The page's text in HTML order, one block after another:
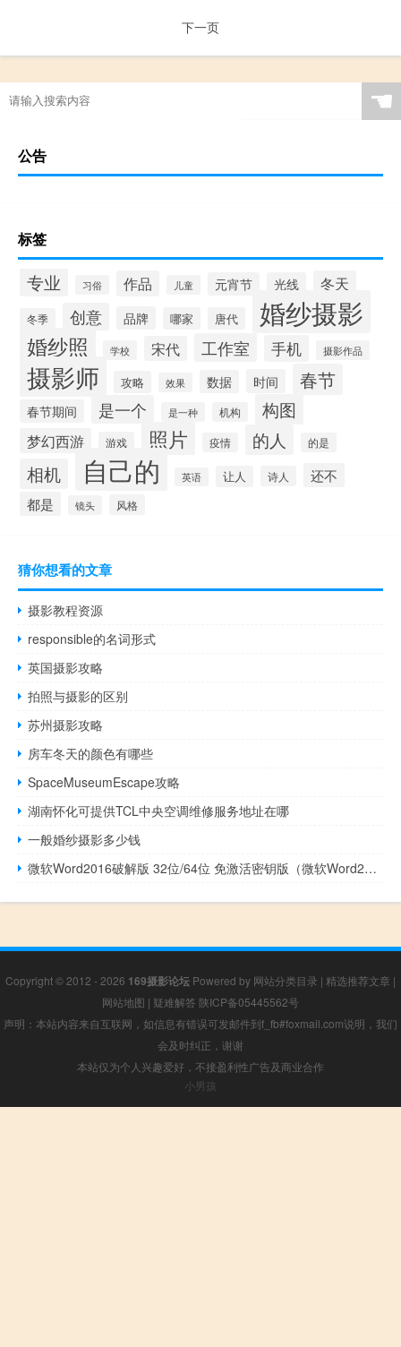
下一页
☚
公告
标签
专业 习俗 作品 儿童 元宵节 光线 冬天
冬季 创意 品牌 哪家 唐代 婚纱摄影
婚纱照 学校 宋代 工作室 手机 摄影作品
摄影师 攻略 效果 数据 时间 春节
春节期间 是一个 是一种 机构 构图
梦幻西游 游戏 照片 疫情 的人 的是
相机 自己的 英语 让人 诗人
还不
都是
镜头 风格
猜你想看的文章
摄影教程资源
responsible的名词形式
英国摄影攻略
拍照与摄影的区别
苏州摄影攻略
房车冬天的颜色有哪些
SpaceMuseumEscape攻略
湖南怀化可提供TCL中央空调维修服务地址在哪
一般婚纱摄影多少钱
微软Word2016破解版 32位/64位 免激活密钥版（微软Word2016破解版 32位/64位 免激活密钥版功能简介）
Copyright © 2012 - 2026 169摄影论坛 Powered by 网站分类目录 | 精选推荐文章 |
网站地图 | 疑难解答 陕ICP备05445562号
声明：本站内容来自互联网，如信息有错误可发邮件到f_fb#foxmail.com说明，我们
会及时纠正，谢谢
本站仅为个人兴趣爱好，不接盈利性广告及商业合作
小男孩